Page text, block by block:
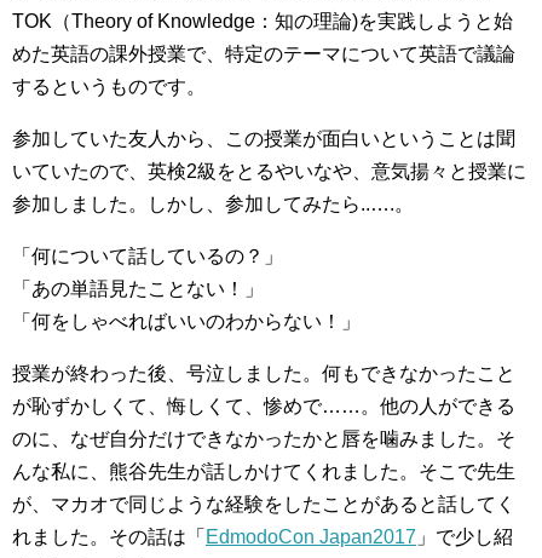
TOK（Theory of Knowledge：知の理論)を実践しようと始
めた英語の課外授業で、特定のテーマについて英語で議論
するというものです。
参加していた友人から、この授業が面白いということは聞
いていたので、英検2級をとるやいなや、意気揚々と授業に
参加しました。しかし、参加してみたら..….。
「何について話しているの？」
「あの単語見たことない！」
「何をしゃべればいいのわからない！」
授業が終わった後、号泣しました。何もできなかったこと
が恥ずかしくて、悔しくて、惨めで……。他の人ができる
のに、なぜ自分だけできなかったかと唇を噛みました。そ
んな私に、熊谷先生が話しかけてくれました。そこで先生
が、マカオで同じような経験をしたことがあると話してく
れました。その話は「 EdmodoCon Japan2017 」で少し紹